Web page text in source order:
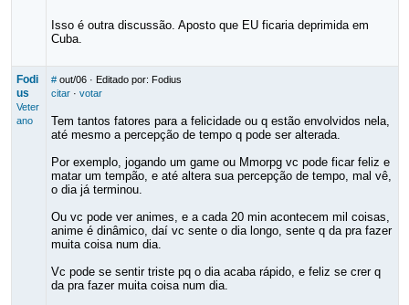
Isso é outra discussão. Aposto que EU ficaria deprimida em
Cuba.
Fodi
us
Veter
ano
# out/06· Editado por: Fodius
citar· votar
Tem tantos fatores para a felicidade ou q estão envolvidos nela,
até mesmo a percepção de tempo q pode ser alterada.
Por exemplo, jogando um game ou Mmorpg vc pode ficar feliz e
matar um tempão, e até altera sua percepção de tempo, mal vê,
o dia já terminou.
Ou vc pode ver animes, e a cada 20 min acontecem mil coisas,
anime é dinâmico, daí vc sente o dia longo, sente q da pra fazer
muita coisa num dia.
Vc pode se sentir triste pq o dia acaba rápido, e feliz se crer q
da pra fazer muita coisa num dia.